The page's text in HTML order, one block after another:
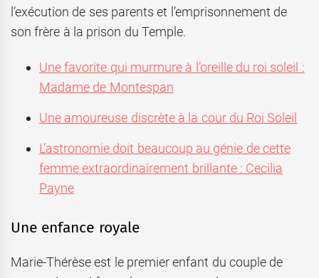
l’exécution de ses parents et l’emprisonnement de
son frère à la prison du Temple.
Une favorite qui murmure à l’oreille du roi soleil :
Madame de Montespan
Une amoureuse discrète à la cour du Roi Soleil
L’astronomie doit beaucoup au génie de cette
femme extraordinairement brillante : Cecilia
Payne
Une enfance royale
Marie-Thérèse est le premier enfant du couple de